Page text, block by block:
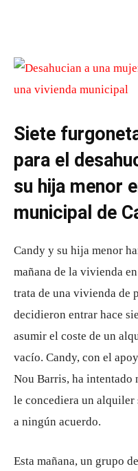
Siete
para el
su hija menor
municipal de
Candy y su hija menor
mañana de la vivienda
trata de una vivienda de
decidieron entrar hace
asumir el coste de un
vacío. Candy, con el
Nou Barris, ha intentado
le concediera un
a ningún acuerdo.
Esta mañana, un grupo